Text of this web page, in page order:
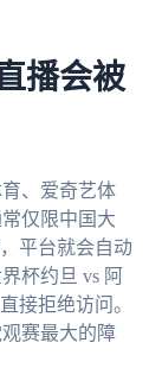
播会被
、爱奇艺体
仅限中国大
平台就会自动
杯约旦 vs 阿
接拒绝访问。
赛最大的障